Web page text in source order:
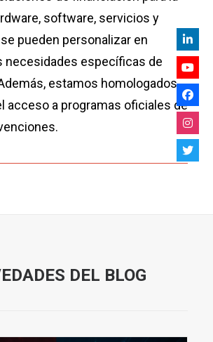
software, servicios y
pueden personalizar en
necesidades específicas de
estamos homologados
acceso a programas oficiales de
DEL BLOG